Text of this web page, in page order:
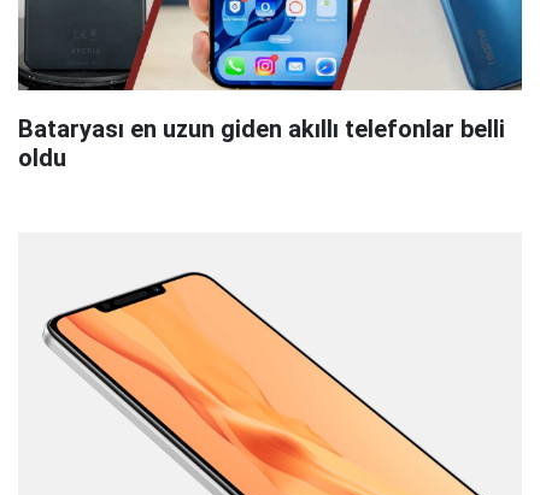
Bataryası en uzun giden akıllı telefonlar belli
oldu